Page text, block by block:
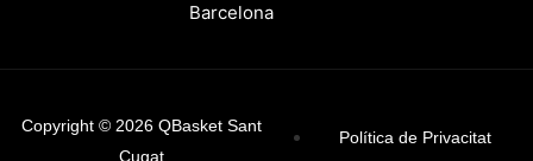
Barcelona
Copyright © 2026 QBasket Sant
Cugat
Política de Privacitat